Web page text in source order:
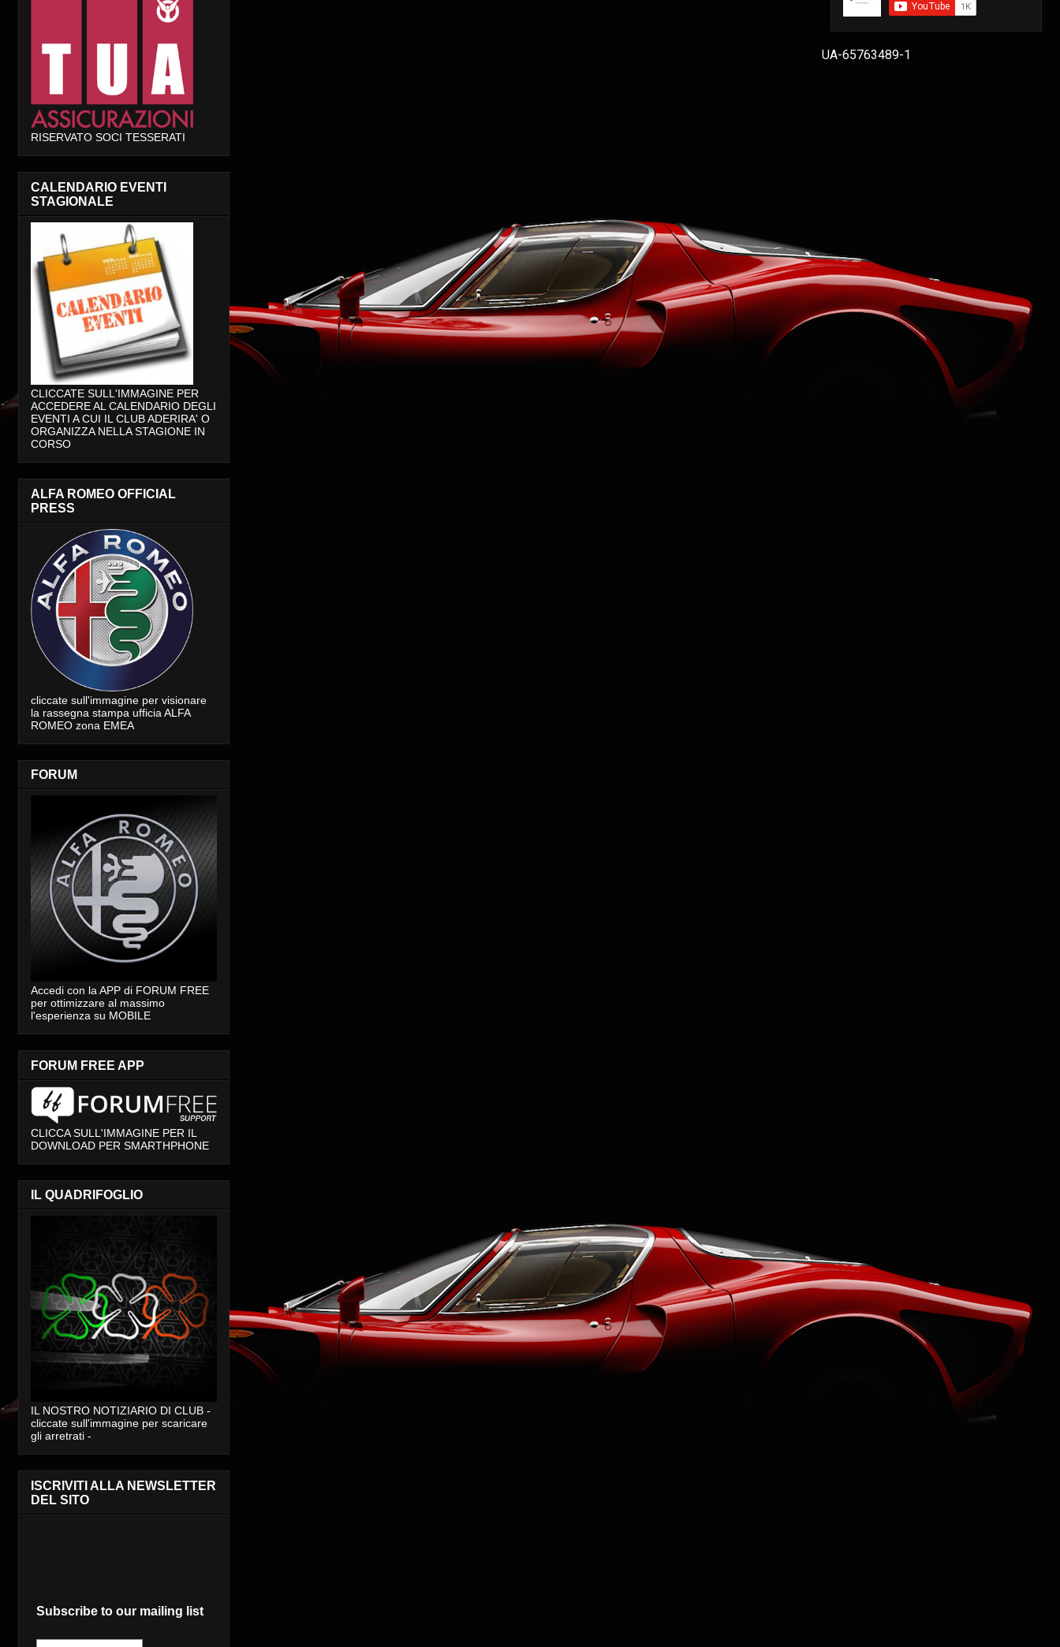
RISERVATO SOCI TESSERATI
CALENDARIO EVENTI
STAGIONALE
CLICCATE SULL'IMMAGINE PER
ACCEDERE AL CALENDARIO DEGLI
EVENTI A CUI IL CLUB ADERIRA' O
ORGANIZZA NELLA STAGIONE IN
CORSO
ALFA ROMEO OFFICIAL
PRESS
cliccate sull'immagine per visionare
la rassegna stampa ufficia ALFA
ROMEO zona EMEA
FORUM
Accedi con la APP di FORUM FREE
per ottimizzare al massimo
l'esperienza su MOBILE
FORUM FREE APP
CLICCA SULL'IMMAGINE PER IL
DOWNLOAD PER SMARTHPHONE
IL QUADRIFOGLIO
IL NOSTRO NOTIZIARIO DI CLUB -
cliccate sull'immagine per scaricare
gli arretrati -
ISCRIVITI ALLA NEWSLETTER
DEL SITO
Subscribe to our mailing list
UA-65763489-1